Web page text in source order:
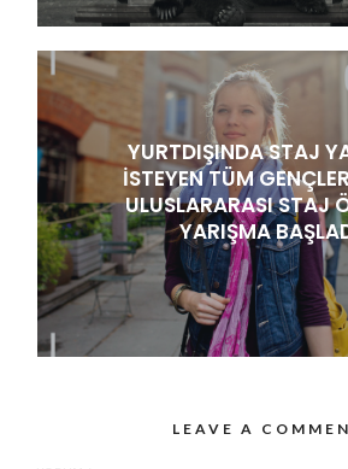
YURTDIŞINDA STAJ
ISTEYEN TÜM
ULUSLARARASI STAJ
YARIŞMA
LEAVE A